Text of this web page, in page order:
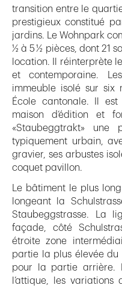
transition entre le
prestigieux constitué
jardins. Le Wohnpark
½ à 5 ½ pièces, dont 21
location. Il réinterprète
et contemporaine.
immeuble isolé sur six
École cantonale. Il
maison d’édition et
«Staubeggtrakt» une
typiquement urbain,
gravier, ses arbustes
coquet pavillon.
Le bâtiment le plus
longeant la
Staubeggstrasse. La
façade, côté
étroite zone
partie la plus élevée
pour la partie arrière.
l’attique, les variations